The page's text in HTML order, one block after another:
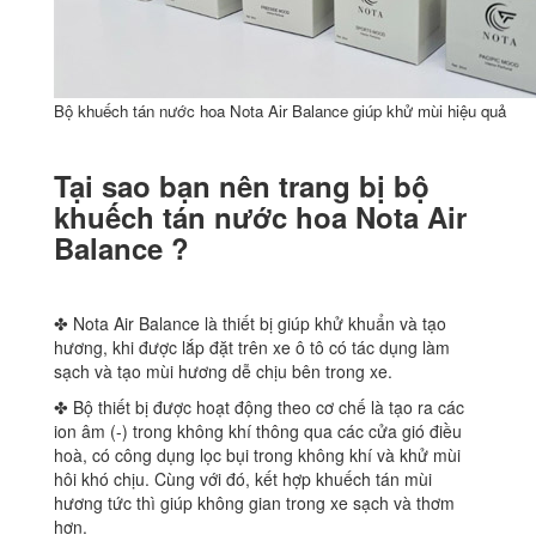
Bộ khuếch tán nước hoa Nota Air Balance giúp khử mùi hiệu quả
Tại sao bạn nên trang bị bộ
khuếch tán nước hoa Nota Air
Balance ?
✤ Nota Air Balance là thiết bị giúp khử khuẩn và tạo
hương, khi được lắp đặt trên xe ô tô có tác dụng làm
sạch và tạo mùi hương dễ chịu bên trong xe.
✤ Bộ thiết bị được hoạt động theo cơ chế là tạo ra các
ion âm (-) trong không khí thông qua các cửa gió điều
hoà, có công dụng lọc bụi trong không khí và khử mùi
hôi khó chịu. Cùng với đó, kết hợp khuếch tán mùi
hương tức thì giúp không gian trong xe sạch và thơm
hơn.